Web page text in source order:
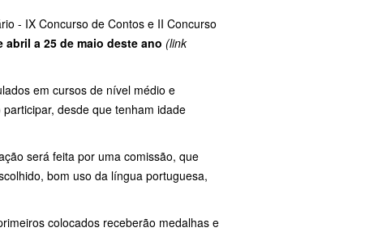
- IX Concurso de Contos e II Concurso
abril a 25 de maio deste ano (link
em cursos de nível médio e
desde que tenham idade
será feita por uma comissão, que
bom uso da língua portuguesa,
colocados receberão medalhas e